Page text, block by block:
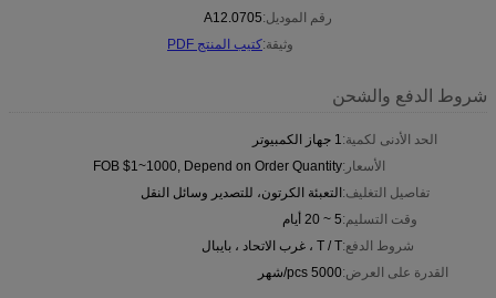
رقم الموديل:A12.0705
وثيقة:كتيب المنتج PDF
شروط الدفع والشحن
الحد الأدنى لكمية:1 جهاز الكمبيوتر
الأسعار:FOB $1~1000, Depend on Order Quantity
تفاصيل التغليف:التعبئة الكرتون، للتصدير وسائل النقل
وقت التسليم:5 ~ 20 أيام
شروط الدفع:T / T ، غرب الاتحاد ، بايبال
القدرة على العرض:5000 pcs/شهر